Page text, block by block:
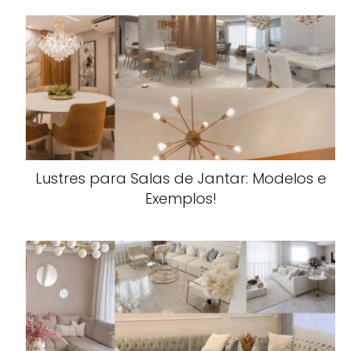
Lustres para Salas de Jantar: Modelos e
Exemplos!